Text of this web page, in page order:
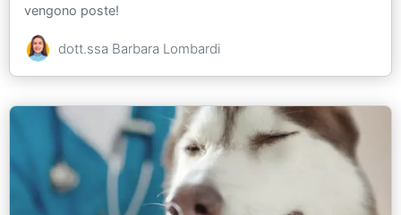
vengono poste!
dott.ssa Barbara Lombardi